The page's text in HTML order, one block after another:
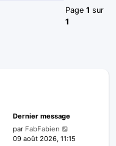
Page 1 sur
1
Dernier message
par FabFabien
09 août 2026, 11:15